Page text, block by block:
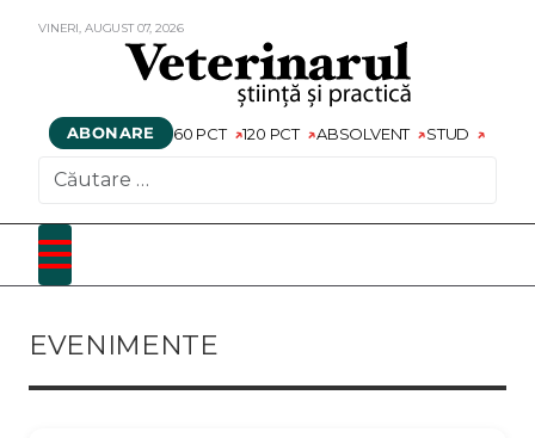
VINERI, AUGUST07,2026
ABONARE 60 PCT 120 PCT ABSOLVENT STUD
EVENIMENTE